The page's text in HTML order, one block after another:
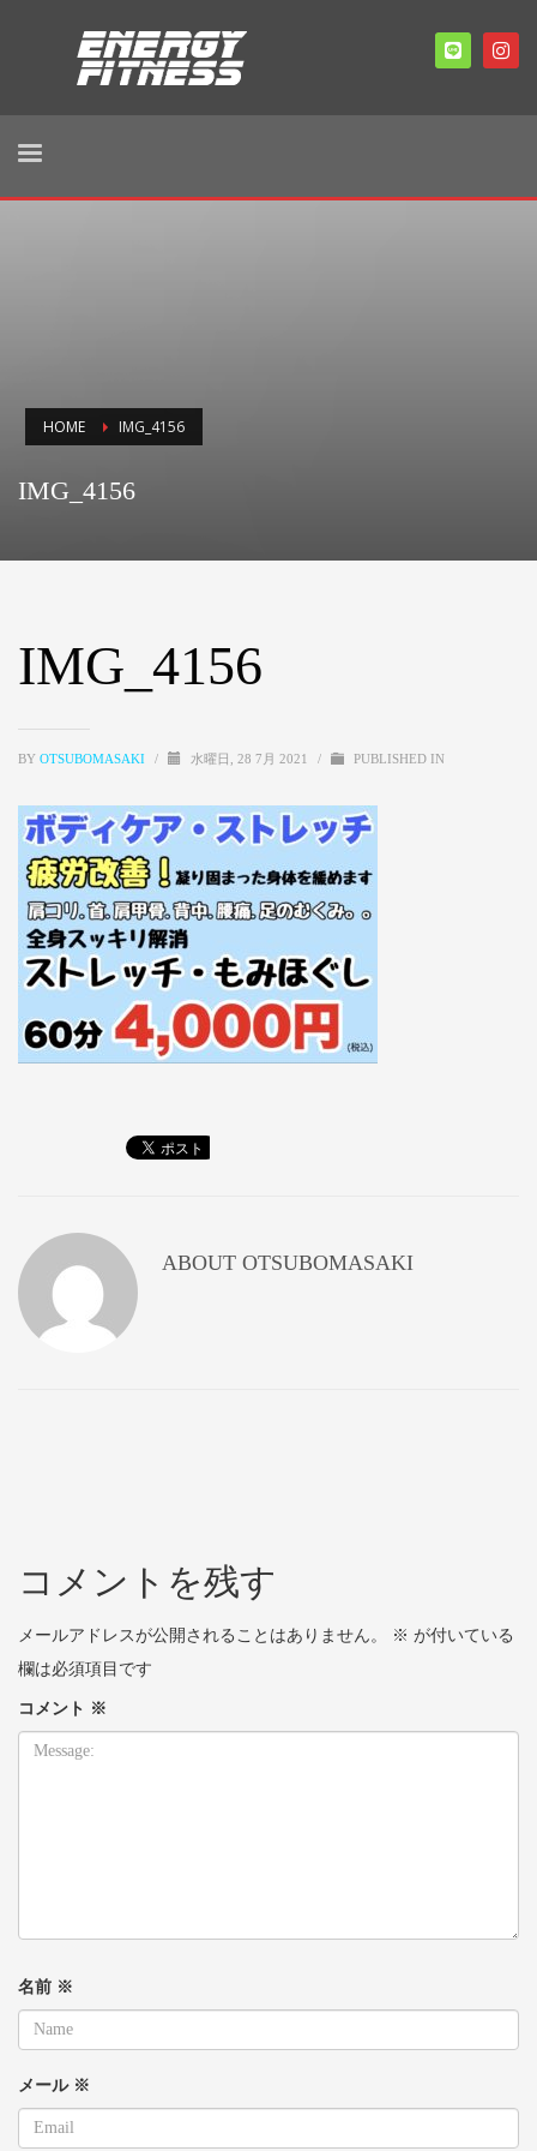
HOME IMG_4156
IMG_4156
IMG_4156
BY OTSUBOMASAKI / 水曜日, 28 7月 2021 / PUBLISHED IN
ABOUT OTSUBOMASAKI
コメントを残す
メールアドレスが公開されることはありません。 ※ が付いている
欄は必須項目です
コメント ※
名前 ※
メール ※